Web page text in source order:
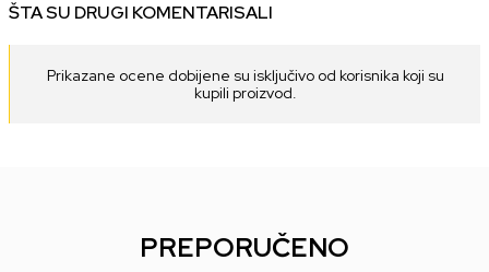
ŠTA SU DRUGI KOMENTARISALI
Prikazane ocene dobijene su isključivo od korisnika koji su
kupili proizvod.
PREPORUČENO